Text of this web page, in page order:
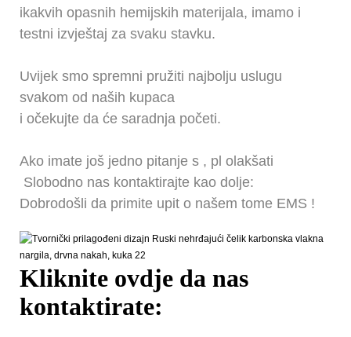
ikakvih opasnih hemijskih materijala, imamo i
testni izvještaj za svaku stavku.
Uvijek smo spremni pružiti najbolju uslugu
svakom od naših kupaca
i očekujte da će saradnja početi.
Ako imate još jedno pitanje s , pl olakšati
Slobodno nas kontaktirajte kao dolje:
Dobrodošli da primite upit o našem tome EMS !
Kliknite ovdje da nas
kontaktirate: